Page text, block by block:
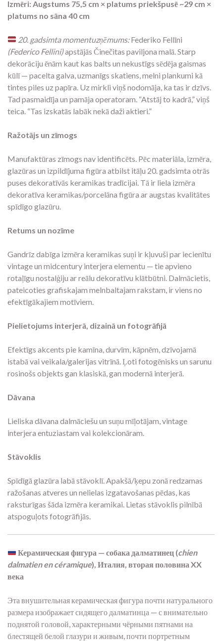
Izmēri: Augstums 75,5 cm × platums priekšpusē ~29 cm ×
platums no sāna 40 cm
20. gadsimta momentuzņēmums:Federiko Fellīni
(Federico Fellini)apstājās Činečitas paviljona malā. Starp
dekorāciju ēnām kaut kas balts un nekustīgs sēdēja gaismas
kūlī — pacelta galva, uzmanīgs skatiens, melni plankumi kā
tintes piles uz papīra. Uz mirkli viņš nodomāja, ka tas ir dzīvs.
Tad pasmaidīja un pamāja operatoram. “Atstāj to kadrā,” viņš
teica. “Tas izskatās labāk nekā daži aktieri.”
Ražotājs un zīmogs
Manufaktūras zīmogs nav identificēts. Pēc materiāla, izmēra,
glazūras un izpildījuma figūra atbilst itāļu 20. gadsimta otrās
puses dekoratīvās keramikas tradīcijai. Tā ir liela izmēra
dekoratīva keramikas/porcelāna figūra ar augstas kvalitātes
spīdīgo glazūru.
Retums un nozīme
Gandrīz dabīga izmēra keramikas suņi ir kļuvuši par iecienītu
vintage un midcentury interjera elementu — tie apvieno
rotaļīgu nostalģiju ar reālu dekoratīvu klātbūtni. Dalmācietis,
pateicoties grafiskajam melnbaltajam rakstam, ir viens no
efektīgākajiem motīviem.
Pielietojums interjerā, dizainā un fotogrāfijā
Efektīgs akcents pie kamīna, durvīm, kāpnēm, dzīvojamā
istabā vai veikala/galerijas vitrīnā. Ļoti fotogēnisks un sarunu
rosinošs objekts gan klasiskā, gan modernā interjerā.
Dāvana
Lieliska dāvana dalmāciešu un suņu mīļotājam, vintage
interjera entuziastam vai kolekcionāram.
Stāvoklis
Spīdīgā glazūra labā stāvoklī. Apakšā/ķepu zonā redzamas
ražošanas atveres un nelielas izgatavošanas pēdas, kas
raksturīgas šāda izmēra keramikai. Lietas stāvoklis pilnībā
atspoguļots fotogrāfijās.
Керамическая фигура — собака далматинец (chien
dalmatien en céramique), Италия, вторая половина XX
века
Эта внушительная керамическая фигура почти натурального
размера изображает сидящего далматинца — с внимательно
поднятой головой, характерными чёрными пятнами на
блестящей белой глазури и живым, почти портретным